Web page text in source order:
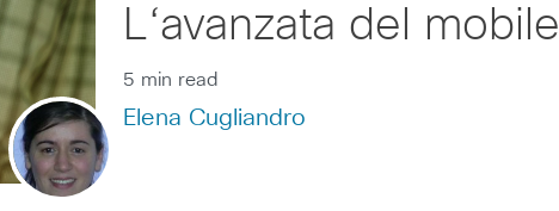
L‘avanzata del mobile
5 min read
Elena Cugliandro